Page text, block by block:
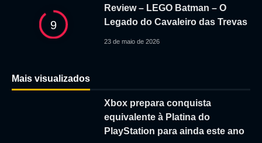
9
Review – LEGO Batman – O
Legado do Cavaleiro das Trevas
23 de maio de 2026
Mais visualizados
Xbox prepara conquista
equivalente à Platina do
PlayStation para ainda este ano